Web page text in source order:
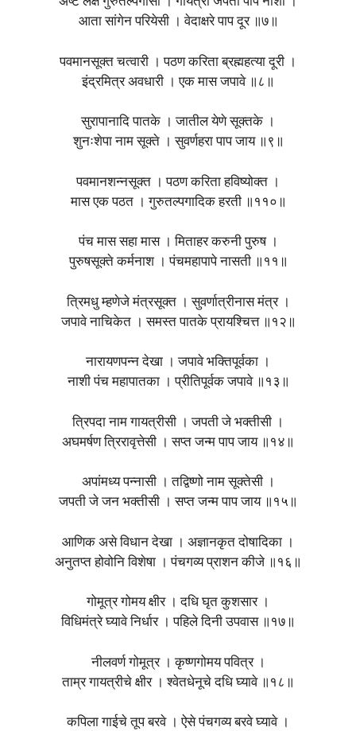
आता सांगेन परियेसी । वेदाक्षरे पाप दूर ॥७॥
पवमानसूक्त चत्वारी । पठण करिता ब्रह्महत्या दूरी ।
इंद्रमित्र अवधारी । एक मास जपावे ॥८॥
सुरापानादि पातके । जातील येणे सूक्तके ।
शुनःशेपा नाम सूक्ते । सुवर्णहरा पाप जाय ॥९॥
पवमानशन्नसूक्त । पठण करिता हविष्योक्त ।
मास एक पठत । गुरुतल्पगादिक हरती ॥११०॥
पंच मास सहा मास । मिताहर करुनी पुरुष ।
पुरुषसूक्ते कर्मनाश । पंचमहापापे नासती ॥११॥
त्रिमधु म्हणेजे मंत्रसूक्त । सुवर्णात्रीनास मंत्र ।
जपावे नाचिकेत । समस्त पातके प्रायश्चित्त ॥१२॥
नारायणपन्न देखा । जपावे भक्तिपूर्वका ।
नाशी पंच महापातका । प्रीतिपूर्वक जपावे ॥१३॥
त्रिपदा नाम गायत्रीसी । जपती जे भक्तीसी ।
अघमर्षण त्रिरावृत्तेसी । सप्त जन्म पाप जाय ॥१४॥
अपांमध्य पन्नासी । तद्विष्णो नाम सूक्तेसी ।
जपती जे जन भक्तीसी । सप्त जन्म पाप जाय ॥१५॥
आणिक असे विधान देखा । अज्ञानकृत दोषादिका ।
अनुतप्त होवोनि विशेषा । पंचगव्य प्राशन कीजे ॥१६॥
गोमूत्र गोमय क्षीर । दधि घृत कुशसार ।
विधिमंत्रे घ्यावे निर्धार । पहिले दिनी उपवास ॥१७॥
नीलवर्ण गोमूत्र । कृष्णगोमय पवित्र ।
ताम्र गायत्रीचे क्षीर । श्वेतधेनूचे दधि घ्यावे ॥१८॥
कपिला गाईचे तूप बरवे । ऐसे पंचगव्य बरवे घ्यावे ।